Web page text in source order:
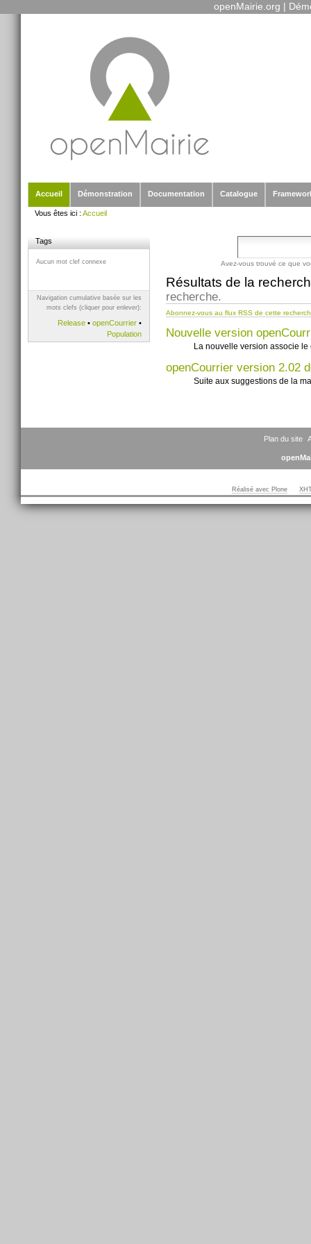
openMairie.org |
Accueil
Démonstration Documentation Catalogue
Vous êtes ici : Accueil
Tags
Aucun mot clef connexe
Navigation cumulative basée sur les
mots clefs (cliquer pour enlever):
Release• openCourrier•
Population
Avez-vous trouvé ce que
Résultats de la
recherche.
Abonnez-vous au flux RSS de cette
Nouvelle version
La nouvelle version associe
openCourrier version 2.02
Suite aux suggestions de la
Plan du site
Réalisé avec Plone